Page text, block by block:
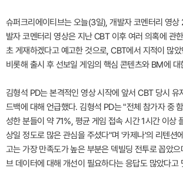
슈퍼크리에이티브는 오늘(3일), 개발자 코멘터리 영상
발자 코멘터리 영상은 지난 CBT 이후 여러 의혹에 관
초 게재하겠다고 예고한 것으로, CBT에서 지적이 많
비롯해 출시 후 선보일 게임의 핵심 콘텐츠와 BM에 대
김형석 PD는 본격적인 영상 시작에 앞서 CBT 당시 유
드백에 대해 언급했다. 김형석 PD는 "전체 참가자 중
성한 분들이 약 71%, 평균 게임 접속 시간 1시간 이상
상일 정도로 많은 관심을 주셨다"며 '카제나'의 리텐션
고는 가장 만족도가 높은 부분은 덱빌딩 전투로 꼽았
브 데이터에 대해 개선이 필요하다는 응답도 많았다고